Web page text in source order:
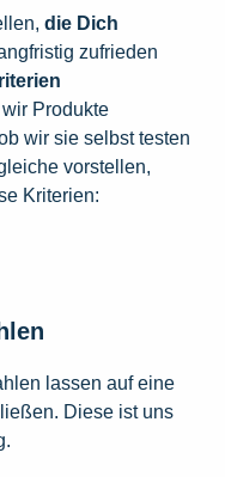
die Dich
zufrieden
Produkte
wir sie selbst testen
vorstellen,
Kriterien:
lassen auf eine
Diese ist uns